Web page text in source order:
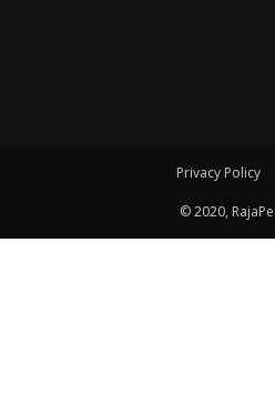
Privacy Policy
© 2020,